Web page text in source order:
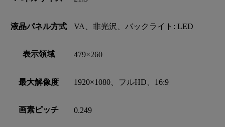
液晶パネル方式 VA、非光沢、バックライト: LED
表示領域 479×260
最大解像度 1920×1080、フルHD、16:9
画素ピッチ 0.249